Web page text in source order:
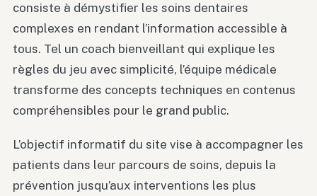
consiste à démystifier les soins dentaires
complexes en rendant l’information accessible à
tous. Tel un coach bienveillant qui explique les
règles du jeu avec simplicité, l’équipe médicale
transforme des concepts techniques en contenus
compréhensibles pour le grand public.
L’objectif informatif du site vise à accompagner les
patients dans leur parcours de soins, depuis la
prévention jusqu’aux interventions les plus